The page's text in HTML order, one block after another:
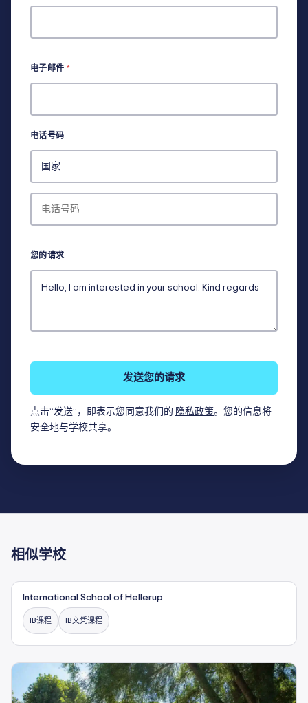
电子邮件*
电话号码
您的请求
发送您的请求
点击“发送”，即表示您同意我们的 隐私政策。您的信息将
安全地与学校共享。
相似学校
International School of Hellerup
IB课程 IB文凭课程